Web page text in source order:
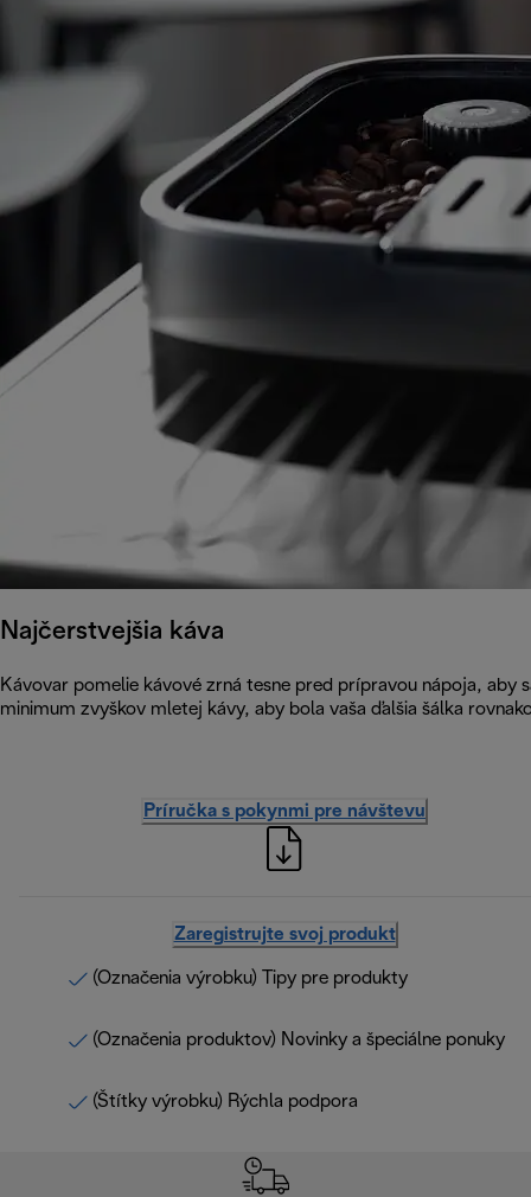
Najčerstvejšia káva
Kávovar pomelie kávové zrná tesne pred prípravou nápoja, aby
minimum zvyškov mletej kávy, aby bola vaša ďalšia šálka
Príručka s pokynmi pre návštevu
Zaregistrujte svoj produkt
(Označenia výrobku) Tipy pre produkty
(Označenia produktov) Novinky a špeciálne ponuky
(Štítky výrobku) Rýchla podpora